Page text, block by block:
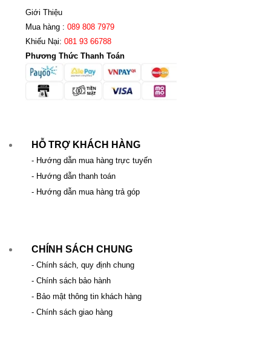
Giới Thiệu
Mua hàng : 089 808 7979
Khiếu Nại: 081 93 66788
Phương Thức Thanh Toán
HỖ TRỢ KHÁCH HÀNG
- Hướng dẫn mua hàng trực tuyến
- Hướng dẫn thanh toán
- Hướng dẫn mua hàng trả góp
CHÍNH SÁCH CHUNG
- Chính sách, quy định chung
- Chính sách bảo hành
- Bảo mật thông tin khách hàng
- Chính sách giao hàng